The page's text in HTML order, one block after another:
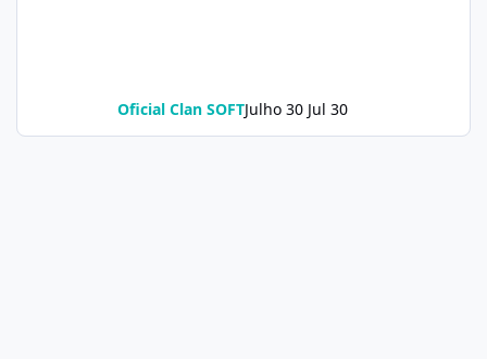
Oficial Clan SOFTJulho 30 Jul 30